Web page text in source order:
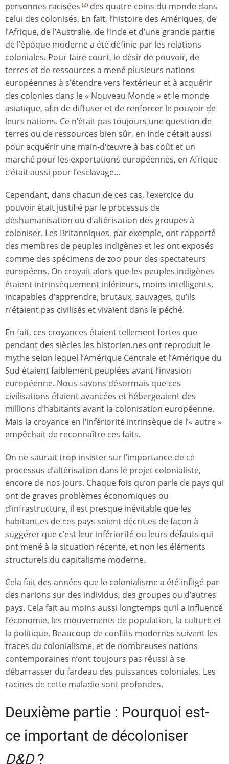
personnes racisées (2) des quatre coins du monde dans
celui des colonisés. En fait, l’histoire des Amériques, de
l’Afrique, de l’Australie, de l’Inde et d’une grande partie
de l’époque moderne a été définie par les relations
coloniales. Pour faire court, le désir de pouvoir, de
terres et de ressources a mené plusieurs nations
européennes à s’étendre vers l’extérieur et à acquérir
des colonies dans le « Nouveau Monde » et le monde
asiatique, afin de diffuser et de renforcer le pouvoir de
leurs nations. Ce n’était pas toujours une question de
terres ou de ressources bien sûr, en Inde c’était aussi
pour acquérir une main-d’œuvre à bas coût et un
marché pour les exportations européennes, en Afrique
c’était aussi pour l’esclavage…
Cependant, dans chacun de ces cas, l’exercice du
pouvoir était justifié par le processus de
déshumanisation ou d’altérisation des groupes à
coloniser. Les Britanniques, par exemple, ont rapporté
des membres de peuples indigènes et les ont exposés
comme des spécimens de zoo pour des spectateurs
européens. On croyait alors que les peuples indigènes
étaient intrinsèquement inférieurs, moins intelligents,
incapables d’apprendre, brutaux, sauvages, qu’ils
n’étaient pas civilisés et vivaient dans le péché.
En fait, ces croyances étaient tellement fortes que
pendant des siècles les historien.nes ont reproduit le
mythe selon lequel l’Amérique Centrale et l’Amérique du
Sud étaient faiblement peuplées avant l’invasion
européenne. Nous savons désormais que ces
civilisations étaient avancées et hébergeaient des
millions d’habitants avant la colonisation européenne.
Mais la croyance en l’infériorité intrinsèque de l’« autre »
empêchait de reconnaître ces faits.
On ne saurait trop insister sur l’importance de ce
processus d’altérisation dans le projet colonialiste,
encore de nos jours. Chaque fois qu’on parle de pays qui
ont de graves problèmes économiques ou
d’infrastructure, il est presque inévitable que les
habitant.es de ces pays soient décrit.es de façon à
suggérer que c’est leur infériorité ou leurs défauts qui
ont mené à la situation récente, et non les éléments
structurels du capitalisme moderne.
Cela fait des années que le colonialisme a été infligé par
des narions sur des individus, des groupes ou d’autres
pays. Cela fait au moins aussi longtemps qu’il a influencé
l’économie, les mouvements de population, la culture et
la politique. Beaucoup de conflits modernes suivent les
traces du colonialisme, et de nombreuses nations
contemporaines n’ont toujours pas réussi à se
débarrasser du fardeau des puissances coloniales. Les
racines de cette maladie sont profondes.
Deuxième partie : Pourquoi est-
ce important de décoloniser
D&D?